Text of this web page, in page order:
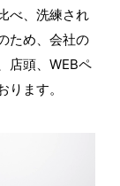
べ、洗練され
ため、会社の
店頭、WEBペ
ます。